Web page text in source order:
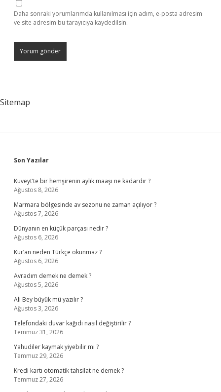
Daha sonraki yorumlarımda kullanılması için adım, e-posta adresim
ve site adresim bu tarayıcıya kaydedilsin.
Sitemap
Sidebar
Son Yazılar
Kuveyt’te bir hemşirenin aylık maaşı ne kadardır ?
Ağustos 8, 2026
Marmara bölgesinde av sezonu ne zaman açılıyor ?
Ağustos 7, 2026
Dünyanın en küçük parçası nedir ?
Ağustos 6, 2026
Kur’an neden Türkçe okunmaz ?
Ağustos 6, 2026
Avradım demek ne demek ?
Ağustos 5, 2026
Ali Bey büyük mü yazılır ?
Ağustos 3, 2026
Telefondaki duvar kağıdı nasıl değiştirilir ?
Temmuz 31, 2026
Yahudiler kaymak yiyebilir mi ?
Temmuz 29, 2026
Kredi kartı otomatik tahsilat ne demek ?
Temmuz 27, 2026